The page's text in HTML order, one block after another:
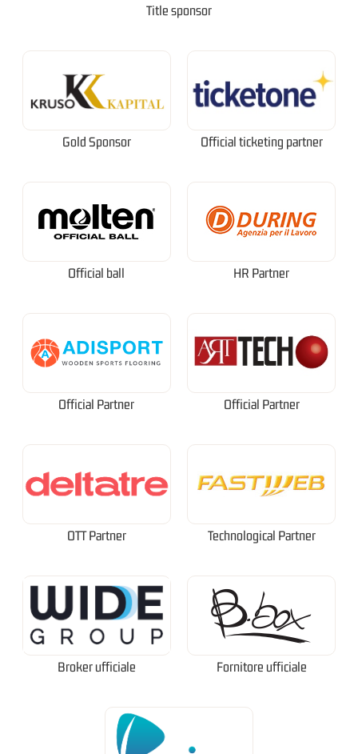
Title sponsor
Gold Sponsor Official ticketing partner
Official ball HR Partner
Official Partner Official Partner
OTT Partner Technological Partner
Broker ufficiale Fornitore ufficiale